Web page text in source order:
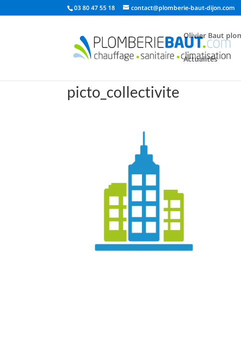
03 80 47 55 18 contact@plomberie-baut-dijon.com
Olivier Baut
Actualités
picto_collectivite